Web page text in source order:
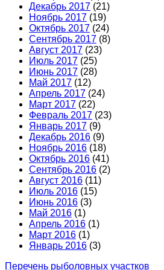
Декабрь 2017 (21)
Ноябрь 2017 (19)
Октябрь 2017 (24)
Сентябрь 2017 (8)
Август 2017 (23)
Июль 2017 (25)
Июнь 2017 (28)
Май 2017 (12)
Апрель 2017 (24)
Март 2017 (22)
Февраль 2017 (23)
Январь 2017 (9)
Декабрь 2016 (9)
Ноябрь 2016 (18)
Октябрь 2016 (41)
Сентябрь 2016 (2)
Август 2016 (11)
Июль 2016 (15)
Июнь 2016 (3)
Май 2016 (1)
Апрель 2016 (1)
Март 2016 (1)
Январь 2016 (3)
Перечень рыболовных участков